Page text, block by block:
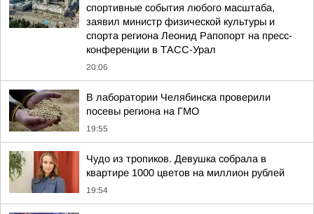
спортивные события любого масштаба,
заявил министр физической культуры и
спорта региона Леонид Рапопорт на пресс-
конференции в ТАСС-Урал
20:06
В лаборатории Челябинска проверили
посевы региона на ГМО
19:55
Чудо из тропиков. Девушка собрала в
квартире 1000 цветов на миллион рублей
19:54